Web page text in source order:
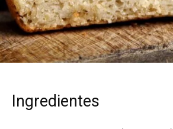
Ingredientes